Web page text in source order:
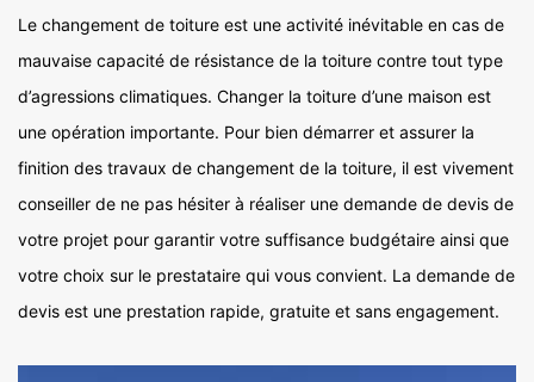
Le changement de toiture est une activité inévitable en cas de
mauvaise capacité de résistance de la toiture contre tout type
d’agressions climatiques. Changer la toiture d’une maison est
une opération importante. Pour bien démarrer et assurer la
finition des travaux de changement de la toiture, il est vivement
conseiller de ne pas hésiter à réaliser une demande de devis de
votre projet pour garantir votre suffisance budgétaire ainsi que
votre choix sur le prestataire qui vous convient. La demande de
devis est une prestation rapide, gratuite et sans engagement.